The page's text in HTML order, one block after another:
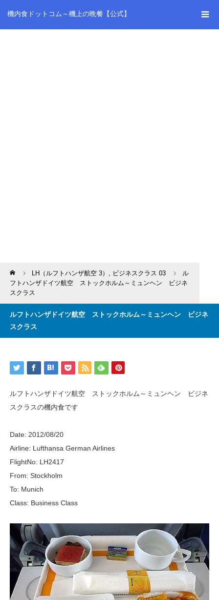
機内食ドットコム～機上の晩餐【公式】
Home LH（ルフトハンザ航空 3） , ビジネスクラス 03
ル
フトハンザドイツ航空 ストックホルム～ミュンヘン ビジネ
スクラス
ルフトハンザドイツ航空 ストックホルム～ミュンヘン ビジネ
スクラス
ルフトハンザドイツ航空 ストックホルム～ミュンヘン ビジネ
スクラスの機内食です
Date: 2012/08/20
Airline: Lufthansa German Airlines
FlightNo: LH2417
From: Stockholm
To: Munich
Class: Business Class